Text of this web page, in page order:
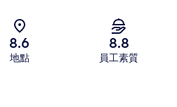
8.6
地點
8.8
員工素質